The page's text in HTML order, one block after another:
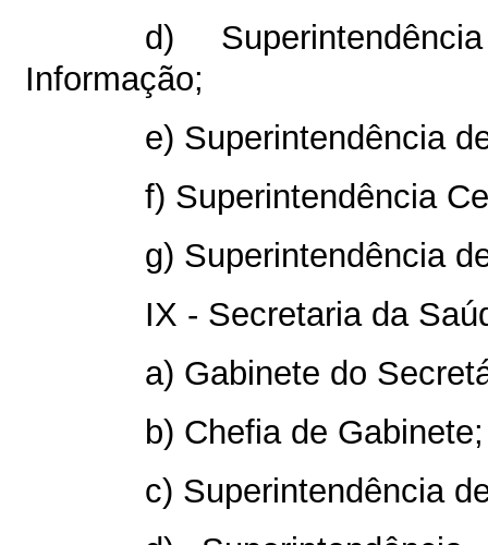
d)
Informação;
e) Superintendência
f) Superintendência
g) Superintendência
IX - Secretaria da
a) Gabinete do
b) Chefia de Gabinete;
c) Superintendência